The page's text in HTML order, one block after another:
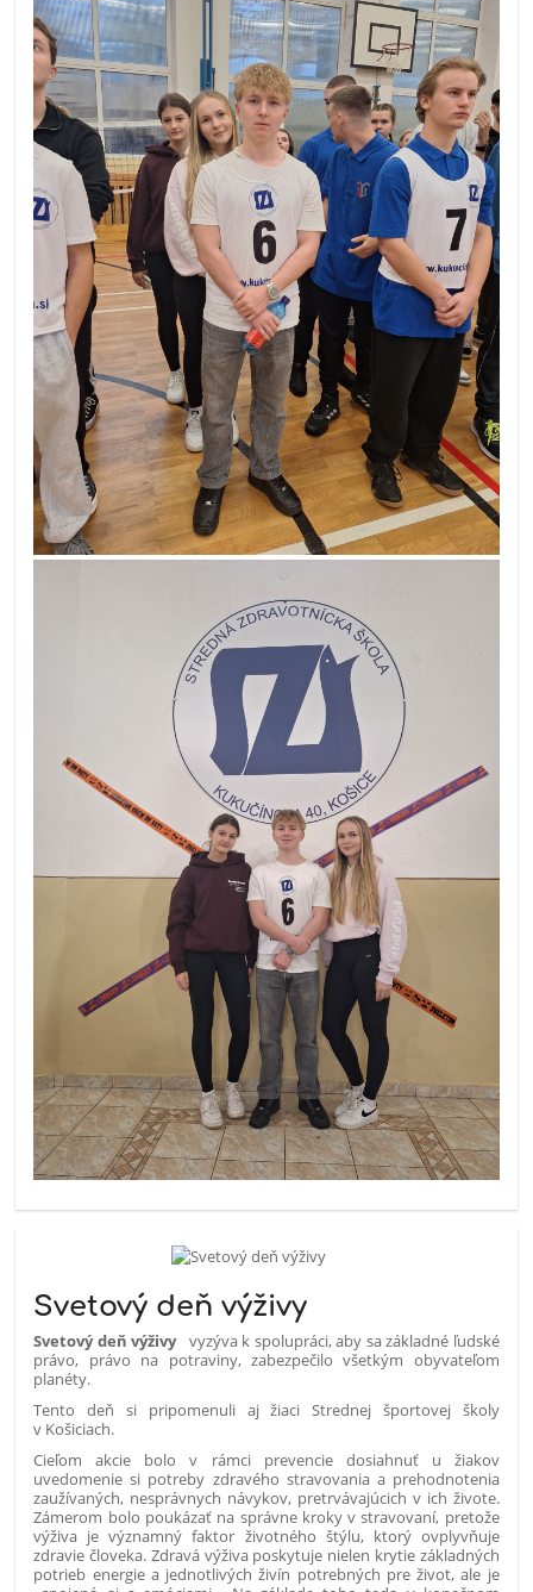
Svetový deň výživy
Svetový deň výživyvyzýva k spolupráci, aby sa základné ľudské
právo, právo na potraviny, zabezpečilo všetkým obyvateľom
planéty.
Tento deň si pripomenuli aj žiaci Strednej športovej školy
v Košiciach.
Cieľom akcie bolo v rámci prevencie dosiahnuť u žiakov
uvedomenie si potreby zdravého stravovania a prehodnotenia
zaužívaných, nesprávnych návykov, pretrvávajúcich v ich živote.
Zámerom bolo poukázať na správne kroky v stravovaní, pretože
výživa je významný faktor životného štýlu, ktorý ovplyvňuje
zdravie človeka. Zdravá výživa poskytuje nielen krytie základných
potrieb energie a jednotlivých živín potrebných pre život, ale je